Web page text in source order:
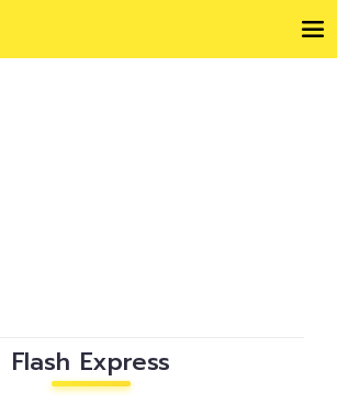
Flash Express